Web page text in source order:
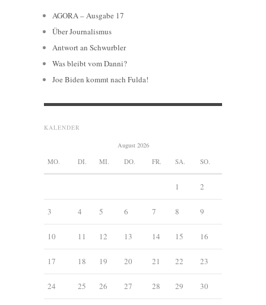
AGORA – Ausgabe 17
Über Journalismus
Antwort an Schwurbler
Was bleibt vom Danni?
Joe Biden kommt nach Fulda!
KALENDER
August 2026
MO. DI. MI. DO. FR. SA. SO.
1 2
3 4 5 6 7 8 9
10 11 12 13 14 15 16
17 18 19 20 21 22 23
24 25 26 27 28 29 30